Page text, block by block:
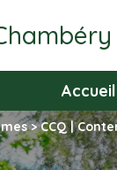
Accueil
>CCQ |